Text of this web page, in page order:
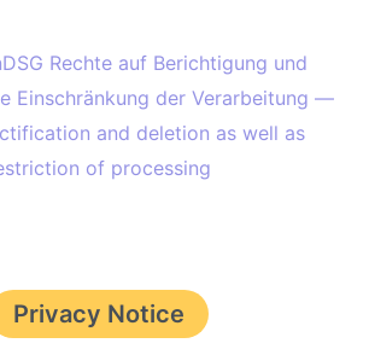
Rechte auf Berichtigung und
Einschränkung der Verarbeitung —
and deletion as well as
of processing
Privacy Notice